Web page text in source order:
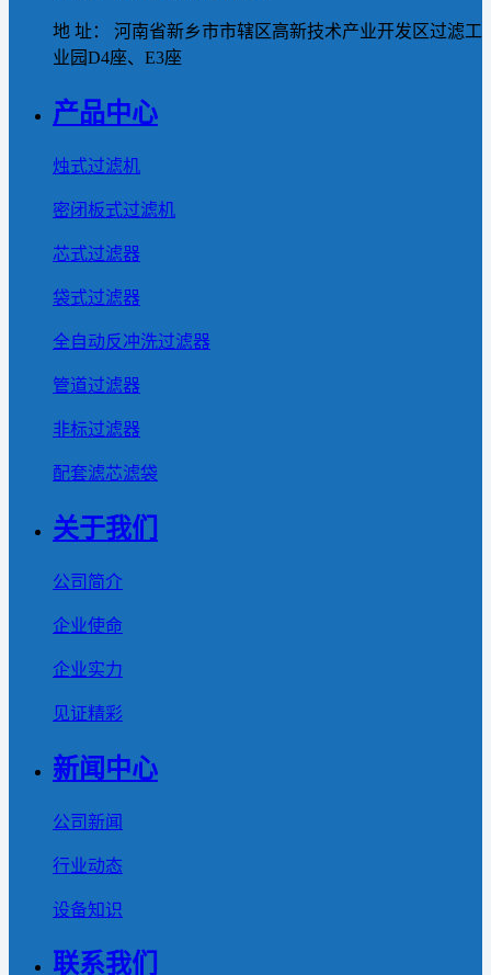
地 址： 河南省新乡市市辖区高新技术产业开发区过滤工
业园D4座、E3座
产品中心
烛式过滤机
密闭板式过滤机
芯式过滤器
袋式过滤器
全自动反冲洗过滤器
管道过滤器
非标过滤器
配套滤芯滤袋
关于我们
公司简介
企业使命
企业实力
见证精彩
新闻中心
公司新闻
行业动态
设备知识
联系我们